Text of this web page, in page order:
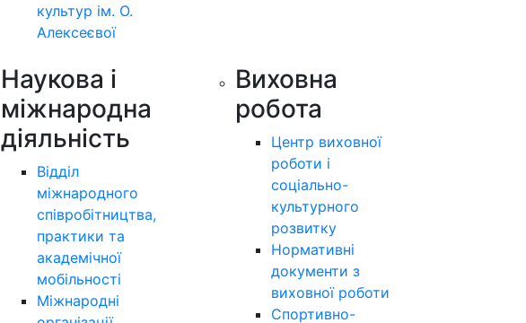
культур ім. О.
Алексеєвої
Наукова і
міжнародна
діяльність
Відділ
міжнародного
співробітництва,
практики та
академічної
мобільності
Міжнародні
Виховна
робота
Центр виховної
роботи і
соціально-
культурного
розвитку
Нормативні
документи з
виховної роботи
Спортивно-